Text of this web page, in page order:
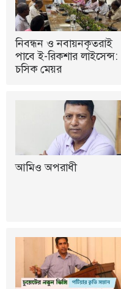
নিবন্ধন ও নবায়নকৃতরাই
পাবে ই-রিকশার লাইসেন্স:
চসিক মেয়র
আমিও অপরাধী